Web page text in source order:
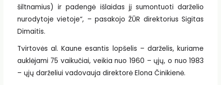
šiltnamius) ir padengė išlaidas jį sumontuoti darželio
nurodytoje vietoje“, – pasakojo ŽŪR direktorius Sigitas
Dimaitis.
Tvirtovės al. Kaune esantis lopšelis – darželis, kuriame
auklėjami 75 vaikučiai, veikia nuo 1960 – ųjų, o nuo 1983
– ųjų darželiui vadovauja direktorė Elona Činikienė.